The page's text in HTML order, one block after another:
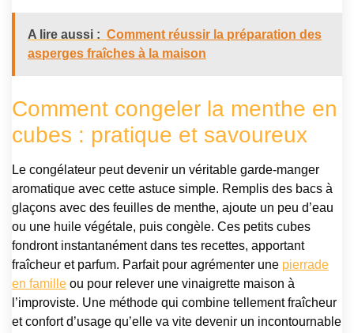
A lire aussi : Comment réussir la préparation des
asperges fraîches à la maison
Comment congeler la menthe en
cubes : pratique et savoureux
Le congélateur peut devenir un véritable garde-manger
aromatique avec cette astuce simple. Remplis des bacs à
glaçons avec des feuilles de menthe, ajoute un peu d’eau
ou une huile végétale, puis congèle. Ces petits cubes
fondront instantanément dans tes recettes, apportant
fraîcheur et parfum. Parfait pour agrémenter une pierrade
en famille ou pour relever une vinaigrette maison à
l’improviste. Une méthode qui combine tellement fraîcheur
et confort d’usage qu’elle va vite devenir un incontournable